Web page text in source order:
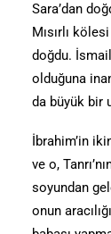
Sara’dan
Mısırlı
doğdu.
olduğuna
da büyük bir
İbrahim’in
ve o,
soyundan
onun